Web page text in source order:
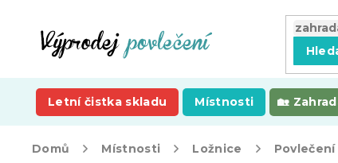
Letní čistka skladu Místnosti
Domů Místnosti Ložnice Povlečení